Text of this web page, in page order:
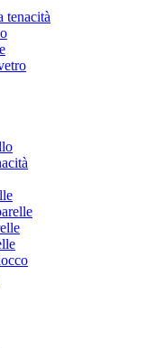
tenacità